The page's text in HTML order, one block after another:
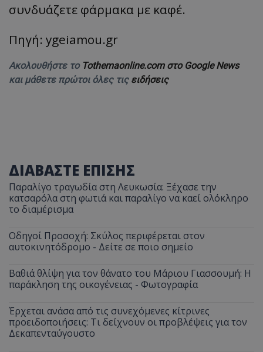
συνδυάζετε φάρμακα με καφέ.
Πηγή: ygeiamou.gr
Ακολουθήστε το Tothemaonline.com στο Google News
και μάθετε πρώτοι όλες τις ειδήσεις
ΔΙΑΒΑΣΤΕ ΕΠΙΣΗΣ
Παραλίγο τραγωδία στη Λευκωσία: Ξέχασε την
κατσαρόλα στη φωτιά και παραλίγο να καεί ολόκληρο
το διαμέρισμα
Οδηγοί Προσοχή: Σκύλος περιφέρεται στον
αυτοκινητόδρομο - Δείτε σε ποιο σημείο
Βαθιά θλίψη για τον θάνατο του Μάριου Γιασσουμή: Η
παράκληση της οικογένειας - Φωτογραφία
Έρχεται ανάσα από τις συνεχόμενες κίτρινες
προειδοποιήσεις: Τι δείχνουν οι προβλέψεις για τον
Δεκαπενταύγουστο